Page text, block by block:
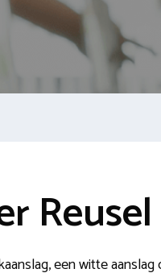
Reusel
een witte